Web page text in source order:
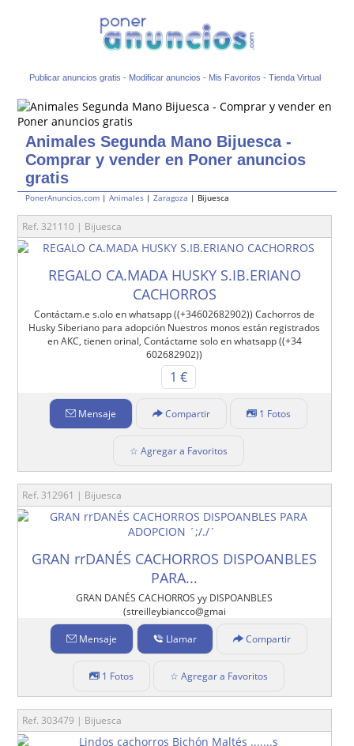
Publicar anuncios gratis - Modificar anuncios - Mis Favoritos -Tienda Virtual
Animales Segunda Mano Bijuesca -
Comprar y vender en Poner anuncios
gratis
PonerAnuncios.com |Animales |Zaragoza | Bijuesca
Ref. 321110 | Bijuesca
REGALO CA.MADA HUSKY S.IB.ERIANO
CACHORROS
Contáctam.e s.olo en whatsapp ((+34602682902)) Cachorros de
Husky Siberiano para adopción Nuestros monos están registrados
en AKC, tienen orinal, Contáctame solo en whatsapp ((+34
602682902))
1 €
Mensaje Compartir 1 Fotos
☆ Agregar a Favoritos
Ref. 312961 | Bijuesca
GRAN rrDANÉS CACHORROS DISPOANBLES
PARA...
GRAN DANÉS CACHORROS yy DISPOANBLES
(streilleybiancco@gmai
Mensaje Llamar Compartir
1 Fotos ☆ Agregar a Favoritos
Ref. 303479 | Bijuesca